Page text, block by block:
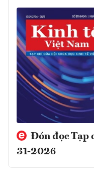
Đón đọc Tạp
31-2026